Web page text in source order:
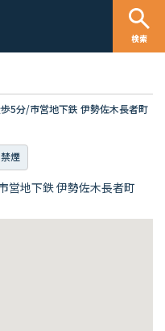
検索
5分/市営地下鉄 伊勢佐木長者町
禁煙
営地下鉄 伊勢佐木長者町